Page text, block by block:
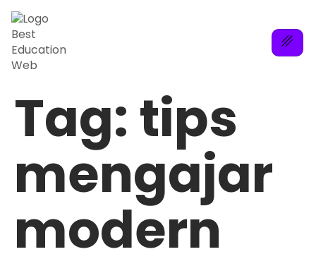
Tag:tips
mengajar
modern